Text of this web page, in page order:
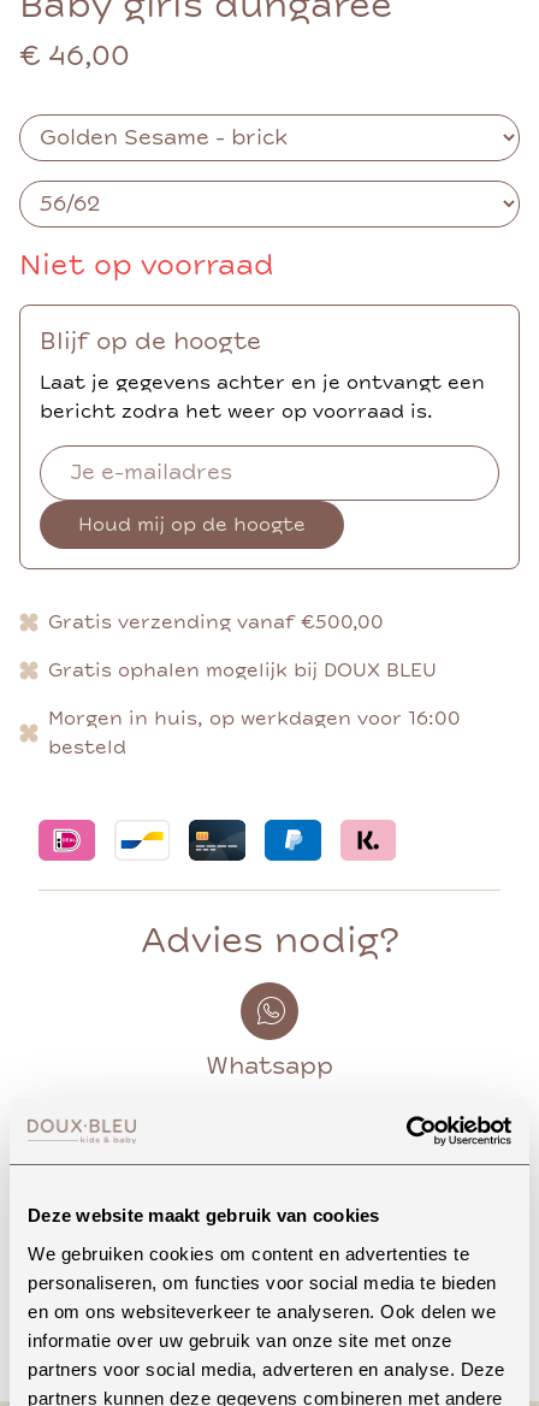
Deze website maakt gebruik van cookies
We gebruiken cookies om content en advertenties te
personaliseren, om functies voor social media te bieden
en om ons websiteverkeer te analyseren. Ook delen we
informatie over uw gebruik van onze site met onze
partners voor social media, adverteren en analyse. Deze
partners kunnen deze gegevens combineren met andere
€ 46,00
Niet op voorraad
Blijf op de hoogte
Laat je gegevens achter en je ontvangt een
bericht zodra het weer op voorraad is.
Houd mij op de hoogte
Gratis verzending vanaf €500,00
Gratis ophalen mogelijk bij DOUX BLEU
Morgen in huis, op werkdagen voor 16:00
besteld
Advies nodig?
Whatsapp
Bekijk openingstijden
Bellen